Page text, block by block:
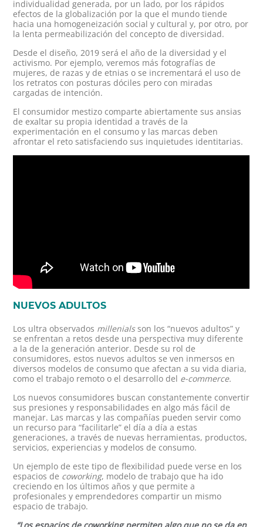
individualidad generada, por un lado, por los rápidos
efectos de la globalización por la que el mundo tiende
hacia una homogeneización social y cultural y, por otro, por
la lenta permeabilización del concepto de diversidad.
Desde el diseño, 2019 será el año de la diversidad y el
activismo. Por ejemplo, veremos más fotografías de
mujeres, de razas y de etnias o se incrementará el uso de
los retratos con posturas dóciles pero con miradas
cargadas de intención.
El consumidor mestizo comparte abiertamente sus ansias
de exaltar su propia identidad a través de la
experimentación en el consumo y las marcas deben
afrontar el reto satisfaciendo sus inquietudes identitarias.
NUEVOS ADULTOS
Los ultra observados millenialsson los “nuevos adultos” y
se enfrentan a retos desde una perspectiva muy diferente
a la de la generación anterior. Desde su rol de
consumidores, estos nuevos adultos se ven inmersos en
diversos modelos de consumo que afectan a su vida diaria,
como el trabajo remoto o el desarrollo del e-commerce.
Los nuevos consumidores buscan constantemente convertir
sus presiones y responsabilidades en algo más fácil de
manejar. Las marcas y las compañías pueden servir como
un recurso para “facilitarle” el día a día a estas
generaciones, a través de nuevas herramientas, productos,
servicios, experiencias y modelos de consumo.
Un ejemplo de este tipo de flexibilidad puede verse en los
espacios de coworking, modelo de trabajo que ha ido
creciendo en los últimos años y que permite a
profesionales y emprendedores compartir un mismo
espacio de trabajo.